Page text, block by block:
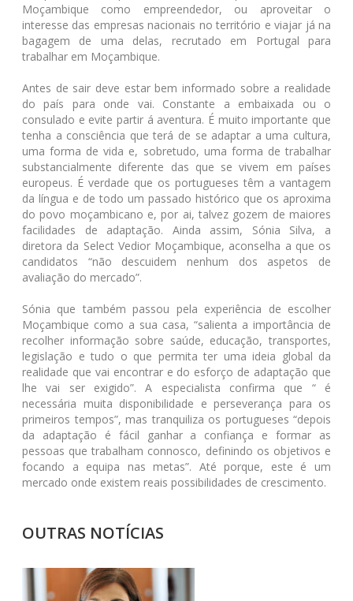
Moçambique como empreendedor, ou aproveitar o
interesse das empresas nacionais no território e viajar já na
bagagem de uma delas, recrutado em Portugal para
trabalhar em Moçambique.
Antes de sair deve estar bem informado sobre a realidade
do país para onde vai. Constante a embaixada ou o
consulado e evite partir á aventura. É muito importante que
tenha a consciência que terá de se adaptar a uma cultura,
uma forma de vida e, sobretudo, uma forma de trabalhar
substancialmente diferente das que se vivem em países
europeus. É verdade que os portugueses têm a vantagem
da língua e de todo um passado histórico que os aproxima
do povo moçambicano e, por ai, talvez gozem de maiores
facilidades de adaptação. Ainda assim, Sónia Silva, a
diretora da Select Vedior Moçambique, aconselha a que os
candidatos “não descuidem nenhum dos aspetos de
avaliação do mercado”.
Sónia que também passou pela experiência de escolher
Moçambique como a sua casa, “salienta a importância de
recolher informação sobre saúde, educação, transportes,
legislação e tudo o que permita ter uma ideia global da
realidade que vai encontrar e do esforço de adaptação que
lhe vai ser exigido”. A especialista confirma que “ é
necessária muita disponibilidade e perseverança para os
primeiros tempos”, mas tranquiliza os portugueses “depois
da adaptação é fácil ganhar a confiança e formar as
pessoas que trabalham connosco, definindo os objetivos e
focando a equipa nas metas”. Até porque, este é um
mercado onde existem reais possibilidades de crescimento.
OUTRAS NOTÍCIAS